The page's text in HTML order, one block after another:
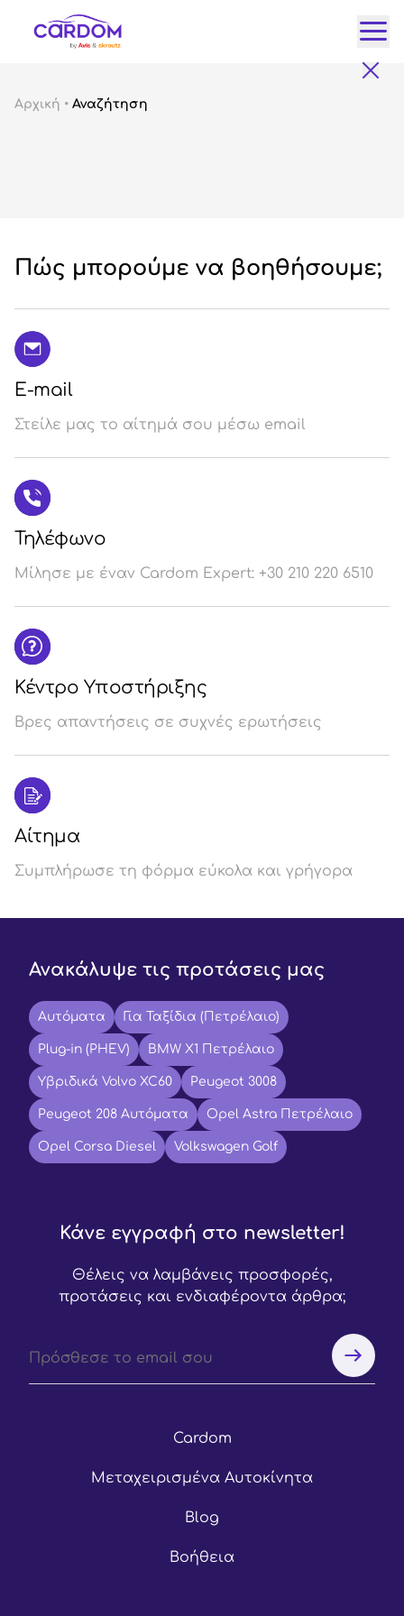
Αρχική • Αναζήτηση
Πώς μπορούμε να βοηθήσουμε;
E-mail
Στείλε μας το αίτημά σου μέσω email
Τηλέφωνο
Μίλησε με έναν Cardom Expert: +30 210 220 6510
Κέντρο Υποστήριξης
Βρες απαντήσεις σε συχνές ερωτήσεις
Αίτημα
Συμπλήρωσε τη φόρμα εύκολα και γρήγορα
Ανακάλυψε τις προτάσεις μας
Αυτόματα Για Ταξίδια (Πετρέλαιο)
Plug-in (PHEV) BMW X1 Πετρέλαιο
Υβριδικά Volvo XC60 Peugeot 3008
Peugeot 208 Αυτόματα Opel Astra Πετρέλαιο
Opel Corsa Diesel Volkswagen Golf
Κάνε εγγραφή στο newsletter!
Θέλεις να λαμβάνεις προσφορές,
προτάσεις και ενδιαφέροντα άρθρα;
Cardom
Μεταχειρισμένα Αυτοκίνητα
Blog
Βοήθεια